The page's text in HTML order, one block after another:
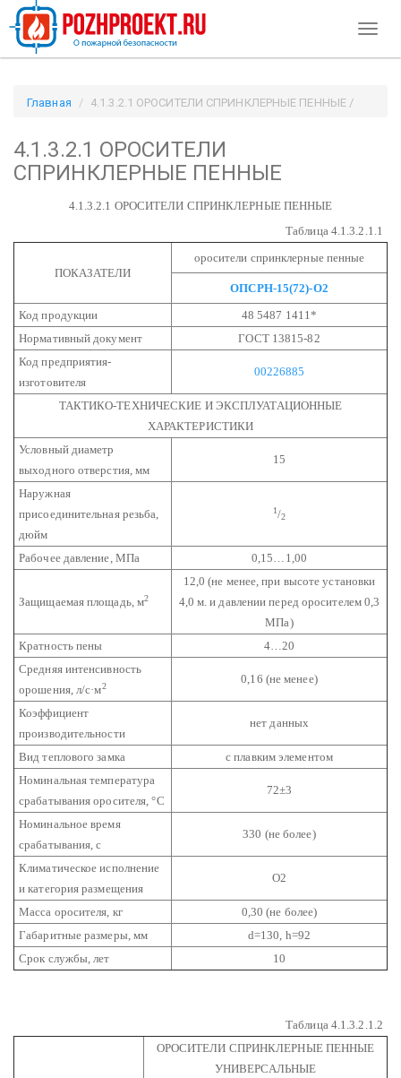
Главная
4.1.3.2.1 ОРОСИТЕЛИ СПРИНКЛЕРНЫЕ ПЕННЫЕ /
4.1.3.2.1 ОРОСИТЕЛИ
СПРИНКЛЕРНЫЕ ПЕННЫЕ
4.1.3.2.1 ОРОСИТЕЛИ СПРИНКЛЕРНЫЕ ПЕННЫЕ
Таблица 4.1.3.2.1.1
ПОКАЗАТЕЛИ
оросители спринклерные пенные
ОПСРН-15(72)-О2
Код продукции
48 5487 1411*
Нормативный документ
ГОСТ 13815-82
Код предприятия-
изготовителя
00226885
ТАКТИКО-ТЕХНИЧЕСКИЕ И ЭКСПЛУАТАЦИОННЫЕ
ХАРАКТЕРИСТИКИ
Условный диаметр
выходного отверстия, мм
15
Наружная
присоединительная резьба,
дюйм
1/2
Рабочее давление, МПа 0,15…1,00
Защищаемая площадь, м2
12,0(не менее, при высоте установки
4,0 м. и давлении перед оросителем 0,3
МПа)
Кратность пены
4…20
Средняя интенсивность
орошения, л/с·м2
0,16 (не менее)
Коэффициент
производительности
нет данных
Вид теплового замка
с плавким элементом
Номинальная температура
срабатывания оросителя, °С
72±3
Номинальное время
срабатывания, с
330 (не более)
Климатическое исполнение
и категория размещения
О2
Масса оросителя, кг
0,30 (не более)
Габаритные размеры, мм
d=130, h=92
Срок службы, лет
10
Таблица 4.1.3.2.1.2
ОРОСИТЕЛИ СПРИНКЛЕРНЫЕ ПЕННЫЕ
УНИВЕРСАЛЬНЫЕ